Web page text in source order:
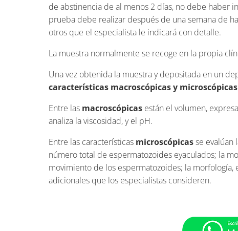
de abstinencia de al menos 2 días, no debe haber
prueba debe realizar después de una semana de
otros que el especialista le indicará con detalle.
La muestra normalmente se recoge en la propia
Una vez obtenida la muestra y depositada en un
características macroscópicas y microscópicas
Entre las macroscópicas están el volumen,
analiza la viscosidad, y el pH.
Entre las características microscópicasse evalúan
número total de espermatozoides eyaculados; la
movimiento de los espermatozoides; la
adicionales que los especialistas consideren.